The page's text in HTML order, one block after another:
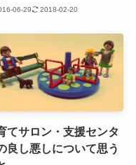
06-29 2018-02-20
てサロン・支援センタ
良し悪しについて思う